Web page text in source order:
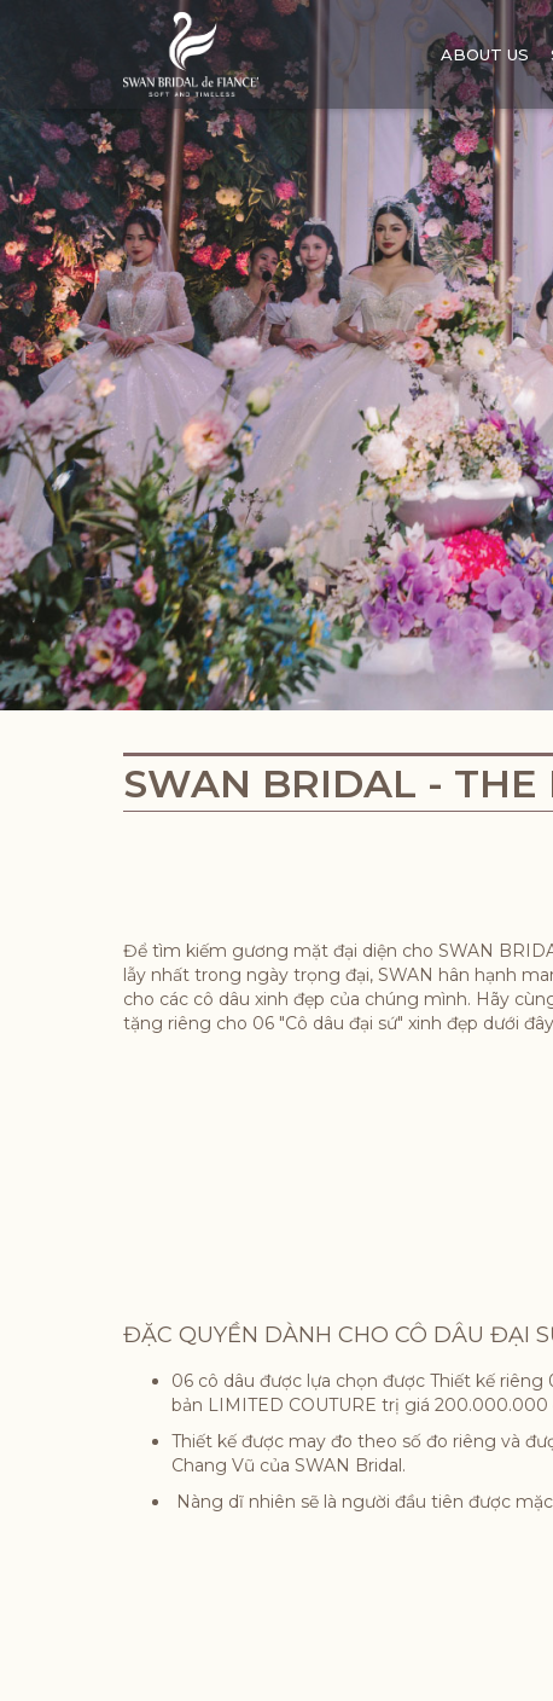
ABOUT US
SWAN BRIDAL - THE
Để tìm kiếm gương mặt đại diện cho SWAN
lẫy nhất trong ngày trọng đại, SWAN hân hạnh
cho các cô dâu xinh đẹp của chúng mình. Hãy
tặng riêng cho 06 "Cô dâu đại sứ" xinh đẹp dưới
ĐẶC QUYỀN DÀNH CHO CÔ DÂU ĐẠI
06 cô dâu được lựa chọn được Thiết kế
bản LIMITED COUTURE trị giá
Thiết kế được may đo theo số đo riêng và
Chang Vũ của SWAN Bridal.
Nàng dĩ nhiên sẽ là người đầu tiên được